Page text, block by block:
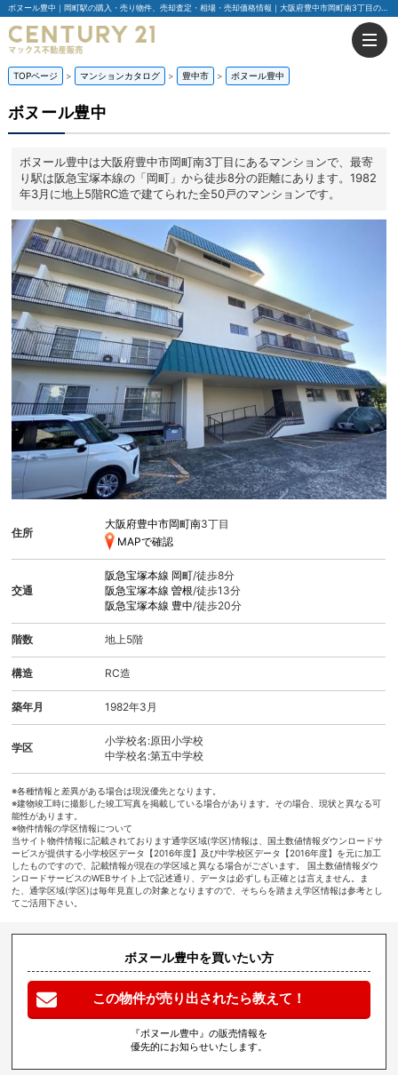
ボヌール豊中｜岡町駅の購入・売り物件、売却査定・相場・売却価格情報｜大阪府豊中市岡町南3丁目のマンション情報｜センチュリー21マックス不動産販売
TOPページ マンションカタログ 豊中市 ボヌール豊中
ボヌール豊中
ボヌール豊中は大阪府豊中市岡町南3丁目にあるマンションで、最寄
り駅は阪急宝塚本線の「岡町」から徒歩8分の距離にあります。1982
年3月に地上5階RC造で建てられた全50戸のマンションです。
住所
大阪府豊中市岡町南3丁目
MAPで確認
交通
阪急宝塚本線 岡町/徒歩8分
阪急宝塚本線曽根/徒歩13分
阪急宝塚本線 豊中/徒歩20分
階数 地上5階
構造 RC造
築年月 1982年3月
学区
小学校名:原田小学校
中学校名:第五中学校
※各種情報と差異がある場合は現況優先となります。
※建物竣工時に撮影した竣工写真を掲載している場合があります。その場合、現状と異なる可
能性があります。
※物件情報の学区情報について
当サイト物件情報に記載されております通学区域(学区)情報は、国土数値情報ダウンロードサ
ービスが提供する小学校区データ【2016年度】及び中学校区データ【2016年度】を元に加工
したものですので、記載情報が現在の学区域と異なる場合がございます。 国土数値情報ダウ
ンロードサービスのWEBサイト上で記述通り、データは必ずしも正確とは言えません。ま
た、通学区域(学区)は毎年見直しの対象となりますので、そちらを踏まえ学区情報は参考とし
てご活用下さい。
ボヌール豊中を買いたい方
この物件が売り出されたら教えて！
『ボヌール豊中』の販売情報を
優先的にお知らせいたします。